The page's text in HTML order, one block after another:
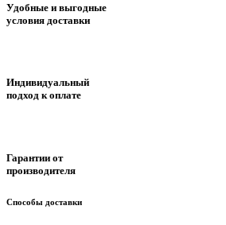
Удобные и выгодные
условия доставки
Индивидуальный
подход к оплате
Гарантии от
производителя
Способы доставки